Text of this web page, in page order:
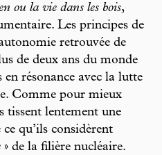
ou la vie dans les bois,
Les principes de
retrouvée de
de deux ans du monde
résonance avec la lutte
Comme pour mieux
tissent lentement une
qu’ils considèrent
» de la filière nucléaire.